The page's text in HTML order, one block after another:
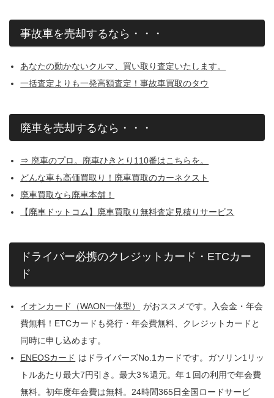
事故車を売却するなら・・・
あなたの動かないクルマ、買い取り査定いたします。
一括査定よりも一発高額査定！事故車買取のタウ
廃車を売却するなら・・・
⇒ 廃車のプロ。廃車ひきとり110番はこちらを。
どんな車も高価買取り！廃車買取のカーネクスト
廃車買取なら廃車本舗！
【廃車ドットコム】廃車買取り無料査定見積りサービス
ドライバー必携のクレジットカード・ETCカー
ド
イオンカード（WAON一体型）
がおススメです。入会金・年会
費無料！ETCカードも発行・年会費無料、クレジットカードと
同時に申し込めます。
ENEOSカード はドライバーズNo.1カードです。ガソリン1リッ
トルあたり最大7円引き。最大3％還元。年１回の利用で年会費
無料。初年度年会費は無料。24時間365日全国ロードサービ